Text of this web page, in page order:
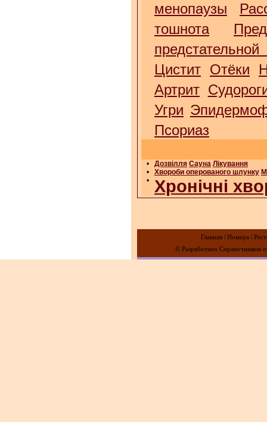
менопаузы
тошнота
Цистит Отёки
Артрит
Угри
Псориаз
• Дозвілля Сауна Лікування
•
Хвороби оперованого шлунку
•
Хронічні
Главная | Номера |
© Разработано Справочником